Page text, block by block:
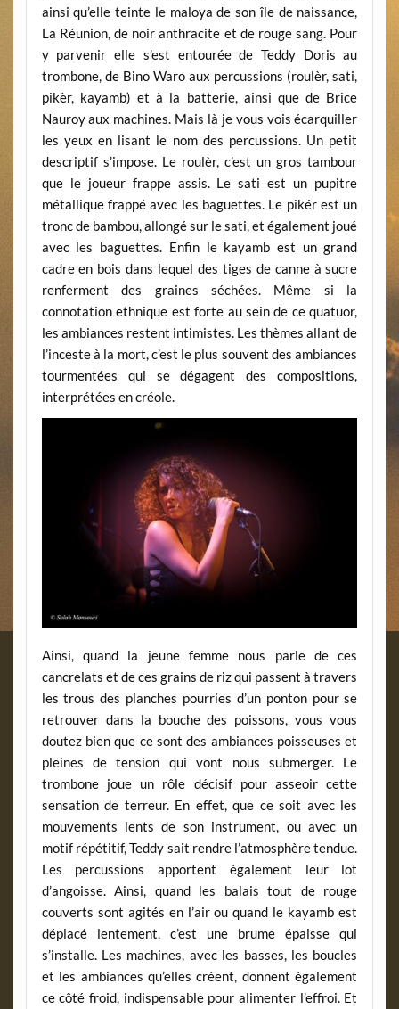
ainsi qu’elle teinte le maloya de son île de naissance,
La Réunion, de noir anthracite et de rouge sang. Pour
y parvenir elle s’est entourée de Teddy Doris au
trombone, de Bino Waro aux percussions (roulèr, sati,
pikèr, kayamb) et à la batterie, ainsi que de Brice
Nauroy aux machines. Mais là je vous vois écarquiller
les yeux en lisant le nom des percussions. Un petit
descriptif s’impose. Le roulèr, c’est un gros tambour
que le joueur frappe assis. Le sati est un pupitre
métallique frappé avec les baguettes. Le pikér est un
tronc de bambou, allongé sur le sati, et également joué
avec les baguettes. Enfin le kayamb est un grand
cadre en bois dans lequel des tiges de canne à sucre
renferment des graines séchées. Même si la
connotation ethnique est forte au sein de ce quatuor,
les ambiances restent intimistes. Les thèmes allant de
l’inceste à la mort, c’est le plus souvent des ambiances
tourmentées qui se dégagent des compositions,
interprétées en créole.
Ainsi, quand la jeune femme nous parle de ces
cancrelats et de ces grains de riz qui passent à travers
les trous des planches pourries d’un ponton pour se
retrouver dans la bouche des poissons, vous vous
doutez bien que ce sont des ambiances poisseuses et
pleines de tension qui vont nous submerger. Le
trombone joue un rôle décisif pour asseoir cette
sensation de terreur. En effet, que ce soit avec les
mouvements lents de son instrument, ou avec un
motif répétitif, Teddy sait rendre l’atmosphère tendue.
Les percussions apportent également leur lot
d’angoisse. Ainsi, quand les balais tout de rouge
couverts sont agités en l’air ou quand le kayamb est
déplacé lentement, c’est une brume épaisse qui
s’installe. Les machines, avec les basses, les boucles
et les ambiances qu’elles créent, donnent également
ce côté froid, indispensable pour alimenter l’effroi. Et